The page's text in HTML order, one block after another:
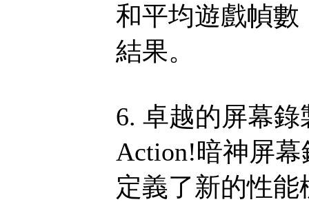
和平均遊戲幀數
結果。
6. 卓越的屏幕錄
Action!暗神屏
定義了新的性